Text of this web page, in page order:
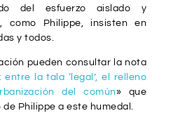
del esfuerzo aislado y
como Philippe, insisten en
y todos.
pueden consultar la nota
la tala ‘legal’, el relleno
del común» que
Philippe a este humedal.